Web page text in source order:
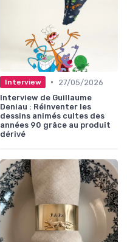
Interview •
27/05/2026
Interview de Guillaume
Deniau : Réinventer les
dessins animés cultes des
années 90 grâce au produit
dérivé